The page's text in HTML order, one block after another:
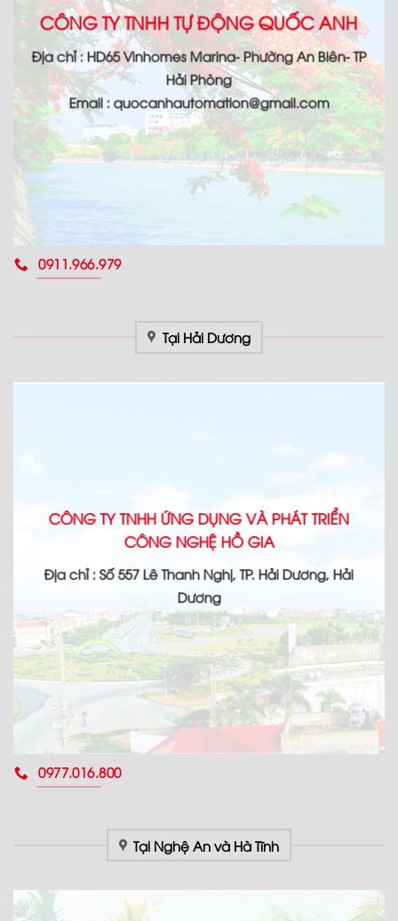
CÔNG TY TNHH TỰ ĐỘNG QUỐC ANH
Địa chỉ : HD65 Vinhomes Marina- Phường An Biên- TP
Hải Phòng
Email : quocanhautomation@gmail.com
0911.966.979
Tại Hải Dương
CÔNG TY TNHH ỨNG DỤNG VÀ PHÁT TRIỂN
CÔNG NGHỆ HỒ GIA
Địa chỉ : Số 557 Lê Thanh Nghị, TP. Hải Dương, Hải
Dương
0977.016.800
Tại Nghệ An và Hà Tĩnh